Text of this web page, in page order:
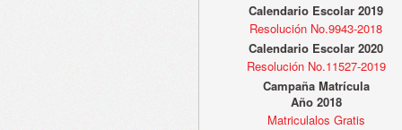
Calendario Escolar 2019
Resolución No.9943-2018
Calendario Escolar 2020
Resolución No.11527-2019
Campaña Matrícula
Año 2018
Matriculalos Gratis